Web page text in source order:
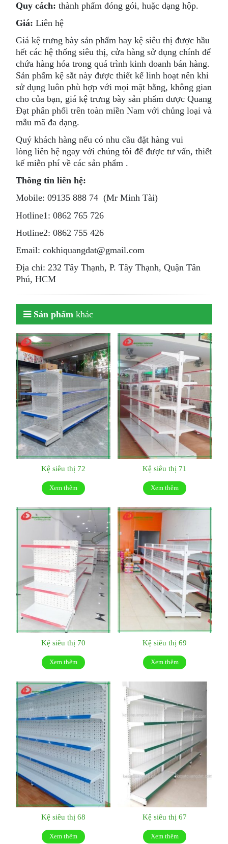
Quy cách:thành phẩm đóng gói, huặc dạng hộp.
Giá: Liên hệ
Giá kệ trưng bày sản phẩm hay kệ siêu thị được hầu
hết các hệ thống siêu thị, cửa hàng sử dụng chính để
chứa hàng hóa trong quá trình kinh doanh bán hàng.
Sản phẩm kệ sắt này được thiết kế linh hoạt nên khi
sử dụng luôn phù hợp với mọi mặt bằng, không gian
cho của bạn, giá kệ trưng bày sản phẩm được Quang
Đạt phân phối trên toàn miền Nam với chủng loại và
mẫu mã đa dạng.
Quý khách hàng nếu có nhu cầu đặt hàng vui
lòng liên hệ ngay với chúng tôi để được tư vấn, thiết
kế miễn phí về các sản phẩm .
Thông tin liên hệ:
Mobile: 09135 888 74 (Mr Minh Tài)
Hotline1: 0862 765 726
Hotline2: 0862 755 426
Email: cokhiquangdat@gmail.com
Địa chỉ: 232 Tây Thạnh, P. Tây Thạnh, Quận Tân
Phú, HCM
Sản phẩm khác
Kệ siêu thị 72
Xem thêm
Kệ siêu thị 71
Xem thêm
Kệ siêu thị 70
Xem thêm
Kệ siêu thị 69
Xem thêm
Kệ siêu thị 68
Xem thêm
Kệ siêu thị 67
Xem thêm